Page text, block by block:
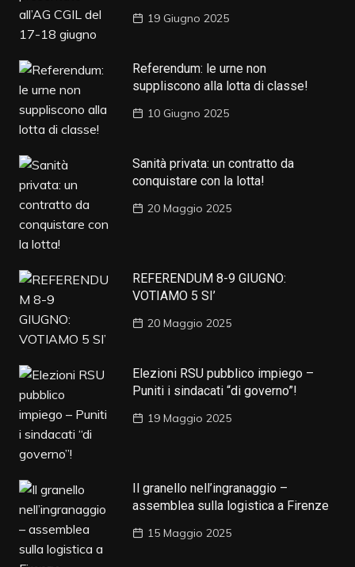
19 Giugno 2025
Referendum: le urne non
suppliscono alla lotta di classe!
10 Giugno 2025
Sanità privata: un contratto da
conquistare con la lotta!
20 Maggio 2025
REFERENDUM 8-9 GIUGNO:
VOTIAMO 5 SI’
20 Maggio 2025
Elezioni RSU pubblico impiego –
Puniti i sindacati “di governo”!
19 Maggio 2025
Il granello nell’ingranaggio –
assemblea sulla logistica a Firenze
15 Maggio 2025